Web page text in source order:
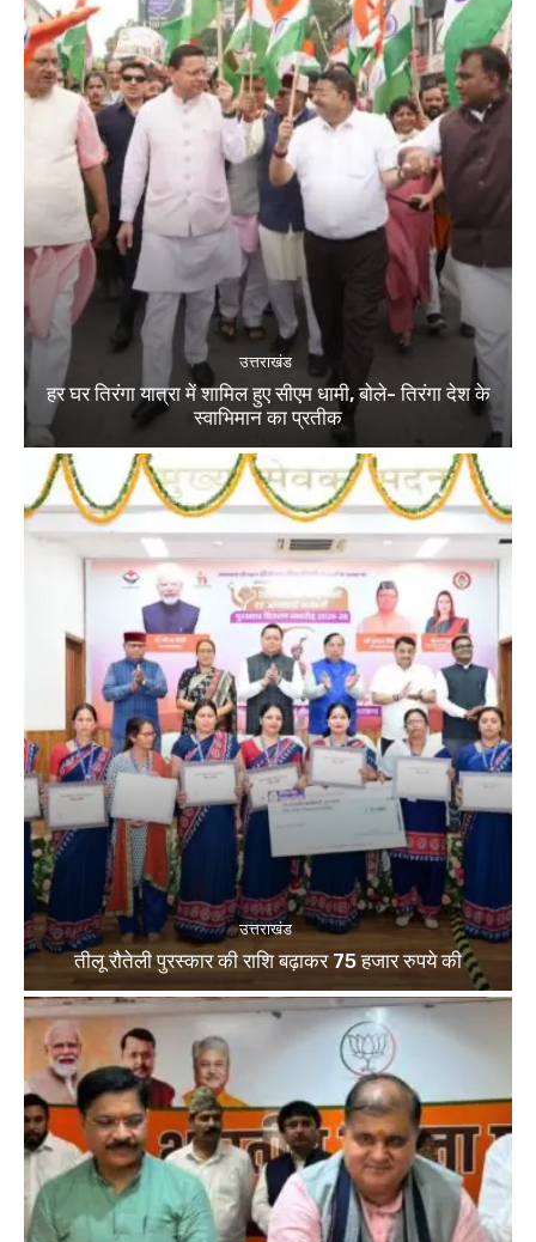
उत्तराखंड
हर घर तिरंगा यात्रा में शामिल हुए सीएम धामी, बोले- तिरंगा देश के
स्वाभिमान का प्रतीक
उत्तराखंड
तीलू रौतेली पुरस्कार की राशि बढ़ाकर 75 हजार रुपये की